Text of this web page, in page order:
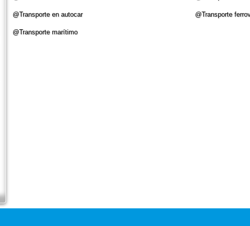
@Transporte en autocar @Transporte
@Transporte marí­timo